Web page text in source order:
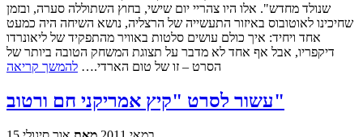
שנולד מחדש". אלו היו צהריי יום שישי, בחוץ השתוללה סערה, ובזמן
שחיכינו לאוטובוס באיזור התעשייה של הרצליה, נושא השיחה היה כמעט
אחד ויחיד: איך כולם עושים סלטות באוויר מהתפקיד של ליאונרדו
דיקפריו, אבל אף אחד לא מדבר על תצוגת המשחק הטובה ביותר של
הסרט – זו של טום הארדי.… להמשך קריאה
עשור לסרט "קיץ אמריקני חם ורטוב"